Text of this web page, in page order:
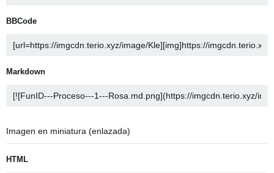
BBCode
Markdown
Imagen en miniatura (enlazada)
HTML